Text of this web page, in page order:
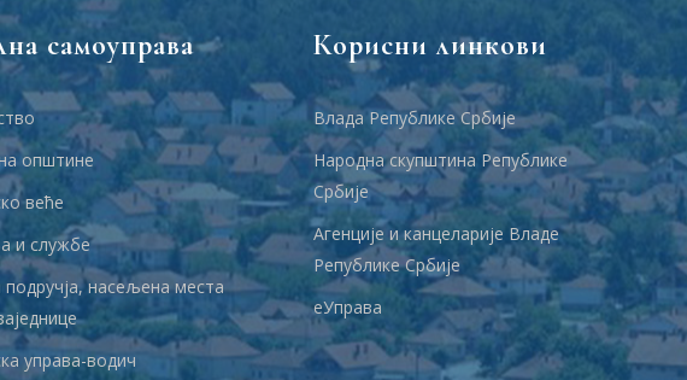
самоуправа
општине
веће
и службе
насељена места
управа-водич
Корисни линкови
Влада Републике Србије
Народна скупштина Републике
Србије
Агенције и канцеларије Владе
Републике Србије
еУправа